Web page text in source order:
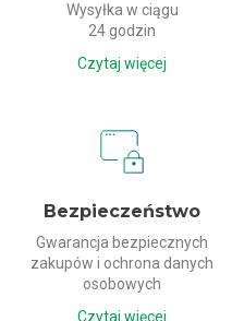
Wysyłka w ciągu
24 godzin
Czytaj więcej
Bezpieczeństwo
Gwarancja bezpiecznych
zakupów i ochrona danych
osobowych
Czytaj więcej